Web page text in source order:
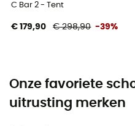
C Bar 2 - Tent
€ 179,90 € 298,90 -39%
Onze favoriete
uitrusting merken